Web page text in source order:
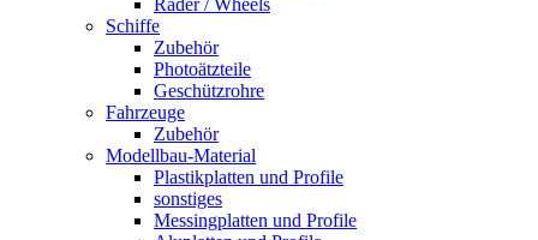
Räder / Wheels
Schiffe
Zubehör
Photoätzteile
Geschützrohre
Fahrzeuge
Zubehör
Modellbau-Material
Plastikplatten und Profile
sonstiges
Messingplatten und Profile